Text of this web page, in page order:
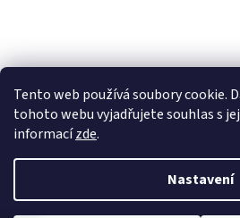
Tento web používá soubory cookie.
tohoto webu vyjadřujete souhlas s
informacízde.
Nastavení
Vytvořil